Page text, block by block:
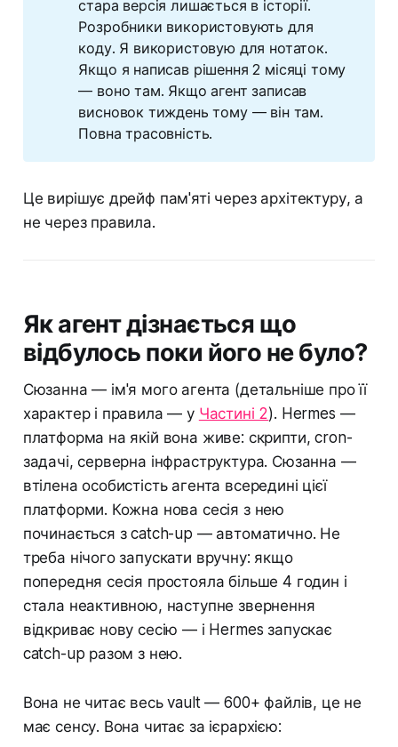
стара версія лишається в історії.
Розробники використовують для
коду. Я використовую для нотаток.
Якщо я написав рішення 2 місяці тому
— воно там. Якщо агент записав
висновок тиждень тому — він там.
Повна трасовність.
Це вирішує дрейф пам'яті через архітектуру, а
не через правила.
Як агент дізнається що
відбулось поки його не було?
Сюзанна — ім'я мого агента (детальніше про її
характер і правила — у Частині 2). Hermes —
платформа на якій вона живе: скрипти, cron-
задачі, серверна інфраструктура. Сюзанна —
втілена особистість агента всередині цієї
платформи. Кожна нова сесія з нею
починається з catch-up — автоматично. Не
треба нічого запускати вручну: якщо
попередня сесія простояла більше 4 годин і
стала неактивною, наступне звернення
відкриває нову сесію — і Hermes запускає
catch-up разом з нею.
Вона не читає весь vault — 600+ файлів, це не
має сенсу. Вона читає за ієрархією: